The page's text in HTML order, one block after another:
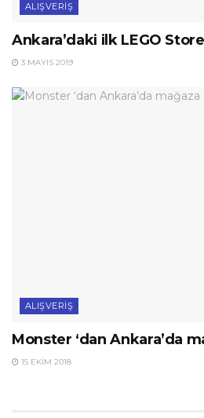
ALIŞVERIŞ
Ankara’daki ilk LEGO Store
3 MAYIS 2019
ALIŞVERIŞ
Monster ‘dan Ankara’da
15 EKIM 2018